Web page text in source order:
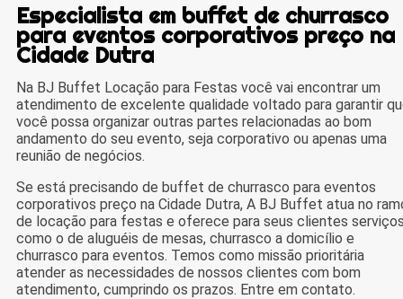
Especialista em buffet de churrasco
para eventos corporativos preço na
Cidade Dutra
Na BJ Buffet Locação para Festas você vai encontrar um
atendimento de excelente qualidade voltado para garantir
você possa organizar outras partes relacionadas ao bom
andamento do seu evento, seja corporativo ou apenas uma
reunião de negócios.
Se está precisando de buffet de churrasco para eventos
corporativos preço na Cidade Dutra, A BJ Buffet atua no
de locação para festas e oferece para seus clientes
como o de aluguéis de mesas, churrasco a domicílio e
churrasco para eventos. Temos como missão prioritária
atender as necessidades de nossos clientes com bom
atendimento, cumprindo os prazos. Entre em contato.